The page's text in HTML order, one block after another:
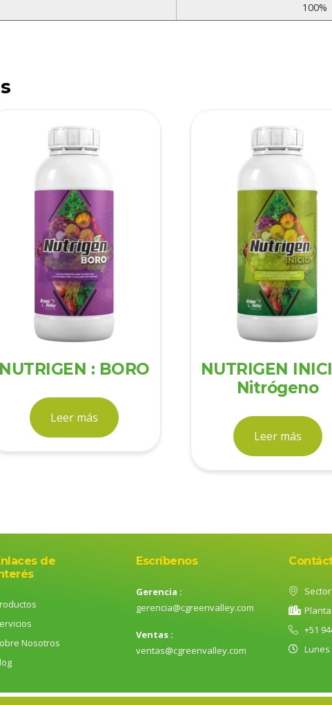
100%
NUTRIGEN : BORO
Leer más
NUTRIGEN
Nitrógeno
Leer más
de
Nosotros
Escríbenos
Gerencia :
gerencia@cgreenvalley.com
Ventas :
ventas@cgreenvalley.com
+51
Lunes